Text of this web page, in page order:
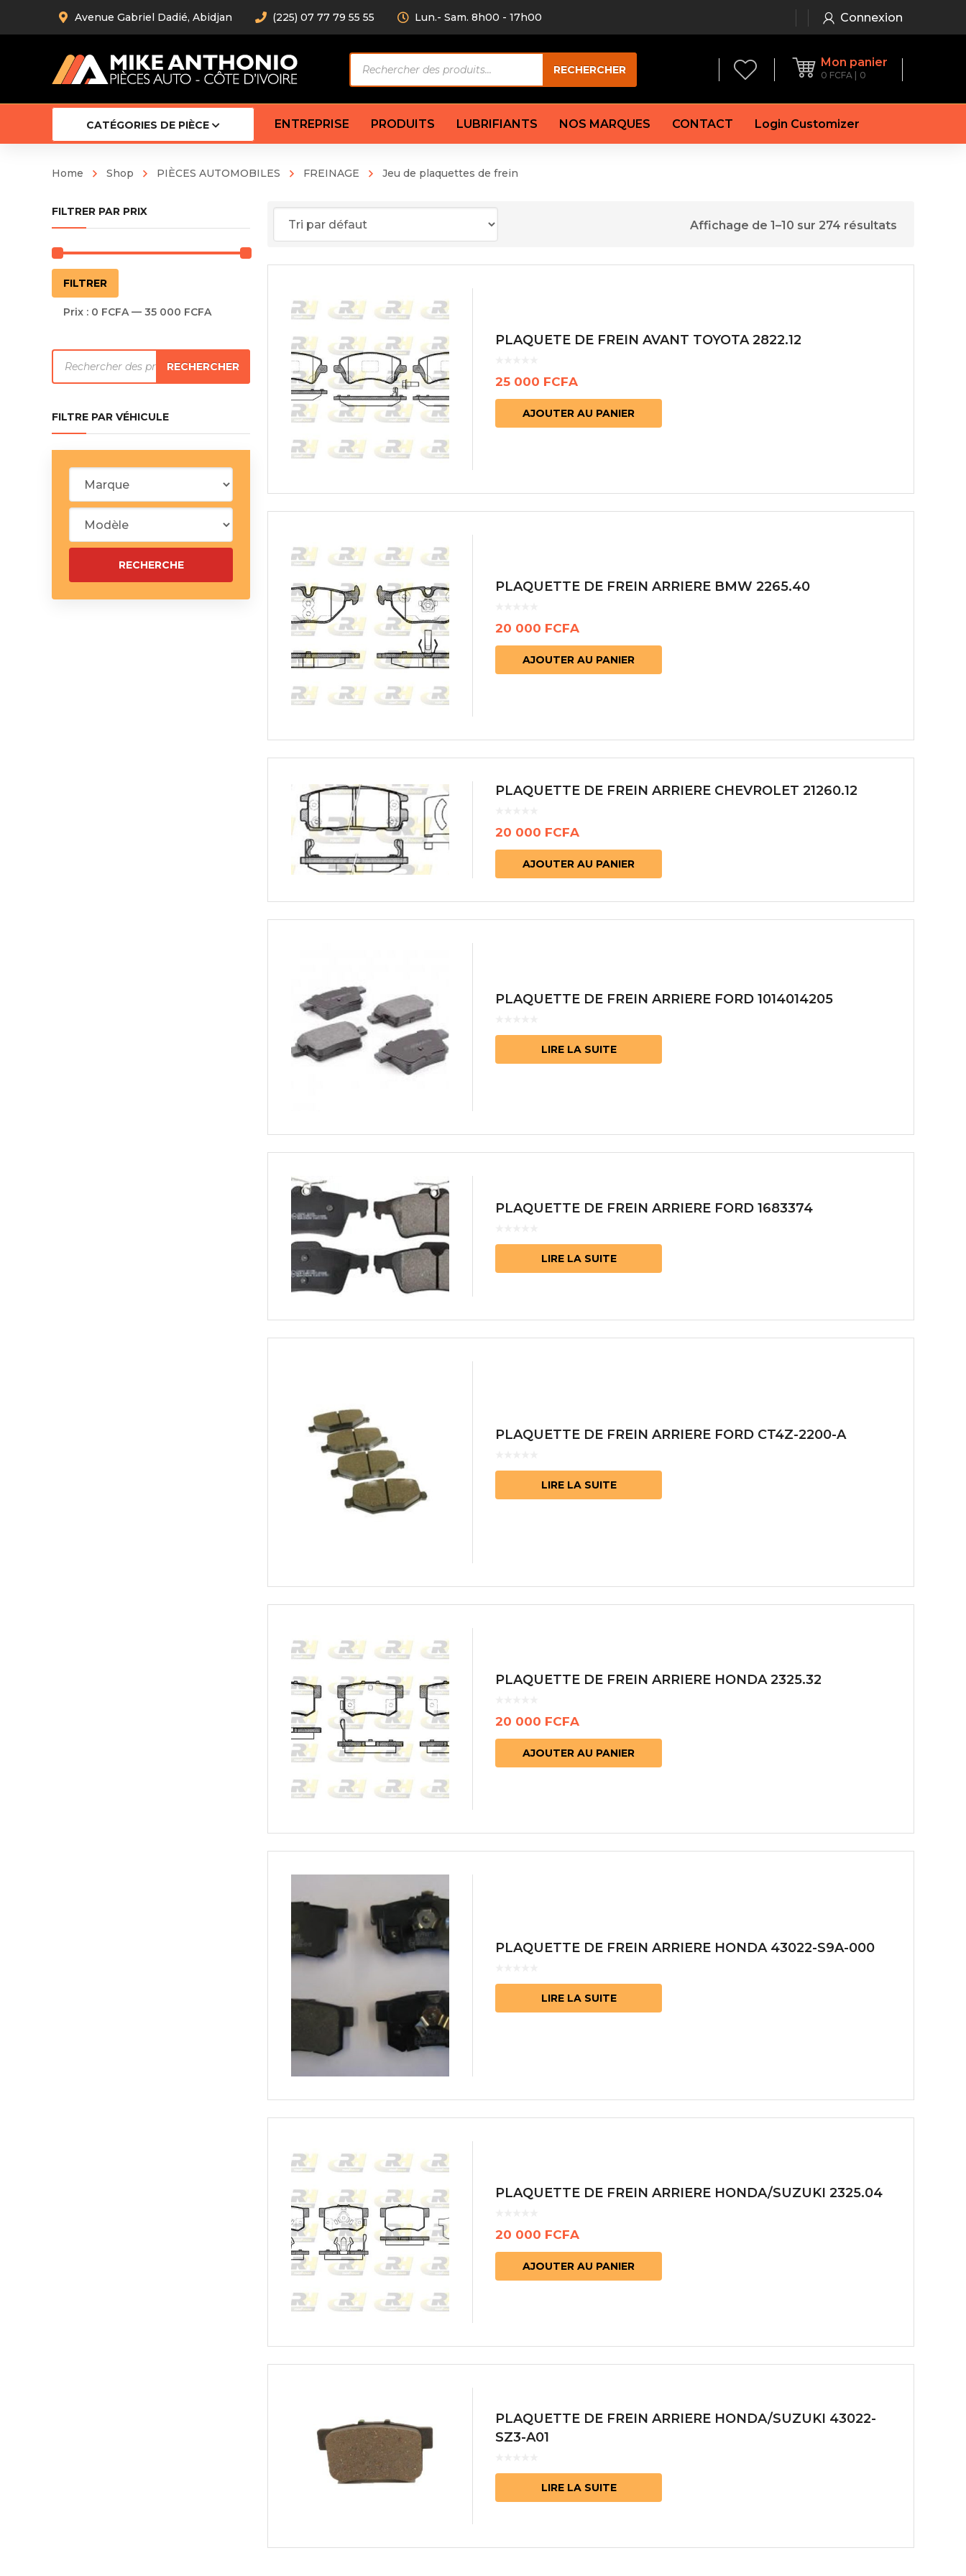
Avenue Gabriel Dadié, Abidjan (225) 07 77 79 55 55 Lun.- Sam. 8h00 - 17h00 Connexion
de
produits
RECHERCHER
Mon panier
0 FCFA 0
CATÉGORIES DE PIÈCE
Barre d’accouplement
Robot
Silentblocs amortisseur
Rotules de bras
Silentblocs de bras
Silentblocs de palier
Pattes de moteur
Tampon amortisseur
Tambours
Condenseur
Électrovanne
Thermostat d’eau
Sonde de température
Mâchoires de frein
Feu arrière
Feu clignotant
Calle latérale
Culasse
Coussinet de bielle
Coussinet de palier
Chaine de distribution
Courroie de distribution
Injecteur
Joint de soupape
Joint de Spi
Roulette
Ventilateur
Pochette de joint
Poulie de ventilateur
Poulie de ventilateur
Pompe à eau
Filtre à essence
Filtre à gasoil
Filtre à pollen
Filtre à pollen
Préfiltre
Butée élastique de silencieux
Raccord de tuyau d’échappement
ENTREPRISE PRODUITS LUBRIFIANTS NOS MARQUES CONTACT Login Customizer
Home Shop PIÈCES AUTOMOBILES FREINAGE Jeu de plaquettes de frein
FILTRER PAR PRIX
Prix
min
Prix
max
FILTRER
Prix : 0 FCFA— 35 000 FCFA
de
RECHERCHER
FILTRE PAR VÉHICULE
Affichage de 1–10 sur 274 résultats
PLAQUETE DE FREIN AVANT TOYOTA 2822.12
25 000 FCFA
AJOUTER AU PANIER
PLAQUETTE DE FREIN ARRIERE BMW 2265.40
20 000 FCFA
AJOUTER AU PANIER
PLAQUETTE DE FREIN ARRIERE CHEVROLET 21260.12
20 000 FCFA
AJOUTER AU PANIER
PLAQUETTE DE FREIN ARRIERE FORD 1014014205
LIRE LA SUITE
PLAQUETTE DE FREIN ARRIERE FORD 1683374
LIRE LA SUITE
PLAQUETTE DE FREIN ARRIERE FORD CT4Z-2200-A
LIRE LA SUITE
PLAQUETTE DE FREIN ARRIERE HONDA 2325.32
20 000 FCFA
AJOUTER AU PANIER
PLAQUETTE DE FREIN ARRIERE HONDA 43022-S9A-000
LIRE LA SUITE
PLAQUETTE DE FREIN ARRIERE HONDA/SUZUKI 2325.04
20 000 FCFA
AJOUTER AU PANIER
PLAQUETTE DE FREIN ARRIERE HONDA/SUZUKI 43022-
SZ3-A01
LIRE LA SUITE